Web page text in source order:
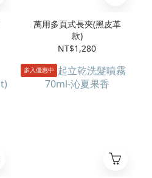
萬用多頁式長夾(黑皮革
款)
NT$1,280
多入優惠中